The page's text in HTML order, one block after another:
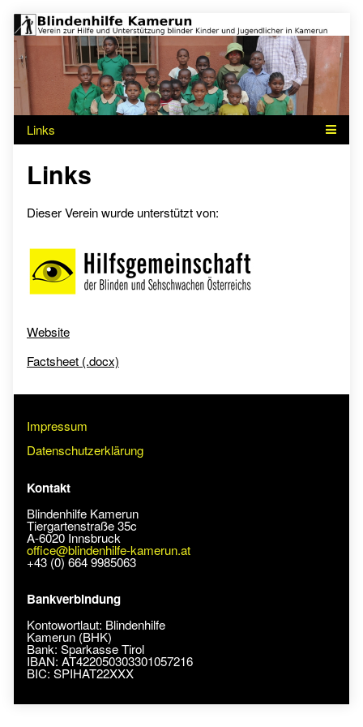
Skip
to
content
Page
Header
Links
Dieser Verein wurde unterstützt von:
Website
Factsheet (.docx)
Impressum
Datenschutzerklärung
Kontakt
Blindenhilfe Kamerun
Tiergartenstraße 35c
A-6020 Innsbruck
office@blindenhilfe-kamerun.at
+43 (0) 664 9985063
Bankverbindung
Kontowortlaut: Blindenhilfe
Kamerun (BHK)
Bank: Sparkasse Tirol
IBAN: AT422050303301057216
BIC: SPIHAT22XXX